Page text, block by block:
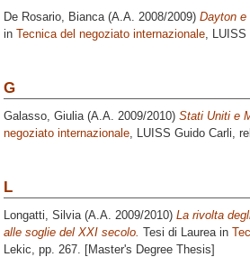
De Rosario, Bianca (A.A. 2008/2009) Dayton e
in Tecnica del negoziato internazionale ,
G
Galasso, Giulia (A.A. 2009/2010) Stati Uniti e
negoziato internazionale , LUISS Guido Carli,
L
Longatti, Silvia (A.A. 2009/2010) La rivolta
alle soglie del XXI secolo. Tesi di Laurea in
Lekic , pp. 267. [Master's Degree Thesis]